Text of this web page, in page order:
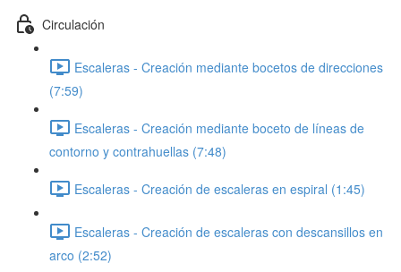
Circulación
Escaleras - Creación mediante bocetos de direcciones
(7:59)
Escaleras - Creación mediante boceto de líneas de
contorno y contrahuellas (7:48)
Escaleras - Creación de escaleras en espiral (1:45)
Escaleras - Creación de escaleras con descansillos en
arco (2:52)